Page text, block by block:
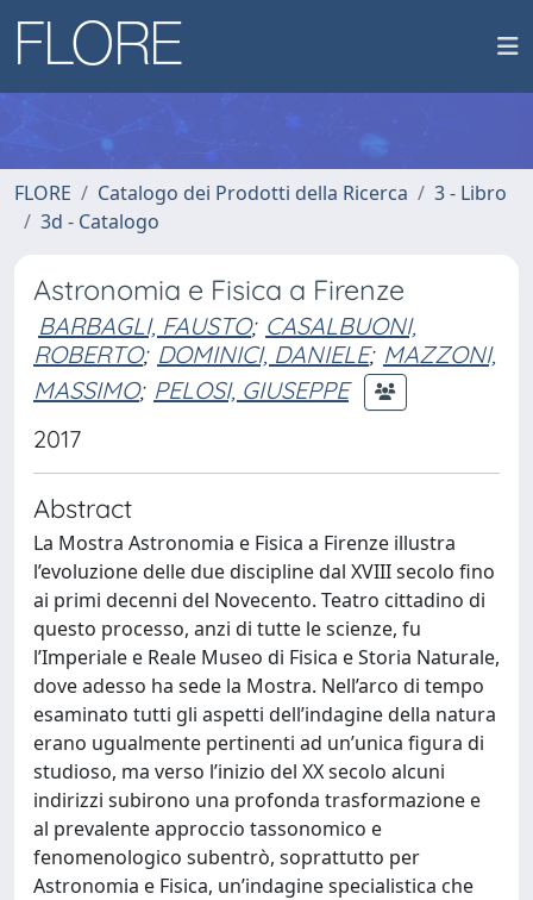
FLORE Catalogo dei Prodotti della Ricerca
3 - Libro
3d - Catalogo
Astronomia e Fisica a Firenze
BARBAGLI, FAUSTO; CASALBUONI,
ROBERTO; DOMINICI, DANIELE; MAZZONI,
MASSIMO; PELOSI, GIUSEPPE
2017
Abstract
La Mostra Astronomia e Fisica a Firenze illustra
l’evoluzione delle due discipline dal XVIII secolo fino
ai primi decenni del Novecento. Teatro cittadino di
questo processo, anzi di tutte le scienze, fu
l’Imperiale e Reale Museo di Fisica e Storia Naturale,
dove adesso ha sede la Mostra. Nell’arco di tempo
esaminato tutti gli aspetti dell’indagine della natura
erano ugualmente pertinenti ad un’unica figura di
studioso, ma verso l’inizio del XX secolo alcuni
indirizzi subirono una profonda trasformazione e
al prevalente approccio tassonomico e
fenomenologico subentrò, soprattutto per
Astronomia e Fisica, un’indagine specialistica che